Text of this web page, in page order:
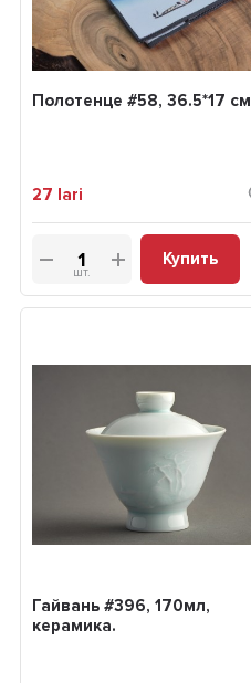
Полотенце #58, 36.5*17 см
27 lari
шт.
Купить
Гайвань #396, 170мл,
керамика.